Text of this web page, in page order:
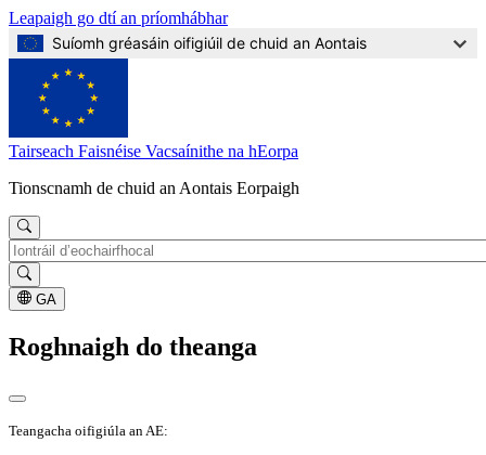
Leapaigh go dtí an príomhábhar
Suíomh gréasáin oifigiúil de chuid an Aontais
Tairseach Faisnéise Vacsaínithe na hEorpa
Tionscnamh de chuid an Aontais Eorpaigh
Cuardaigh
GA
Roghnaigh do theanga
Teangacha oifigiúla an AE: